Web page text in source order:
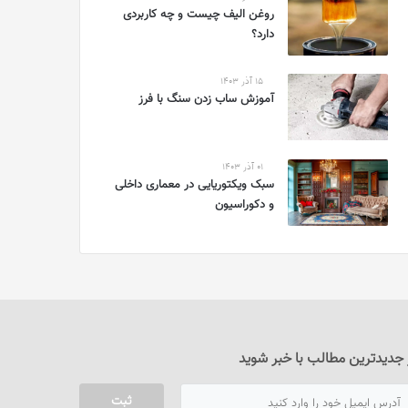
روغن الیف چیست و چه کاربردی
دارد؟
15 آذر 1403
آموزش ساب زدن سنگ با فرز
01 آذر 1403
سبک ویکتوریایی در معماری داخلی
و دکوراسیون
جدیدترین مطالب با خبر شوید
ثبت